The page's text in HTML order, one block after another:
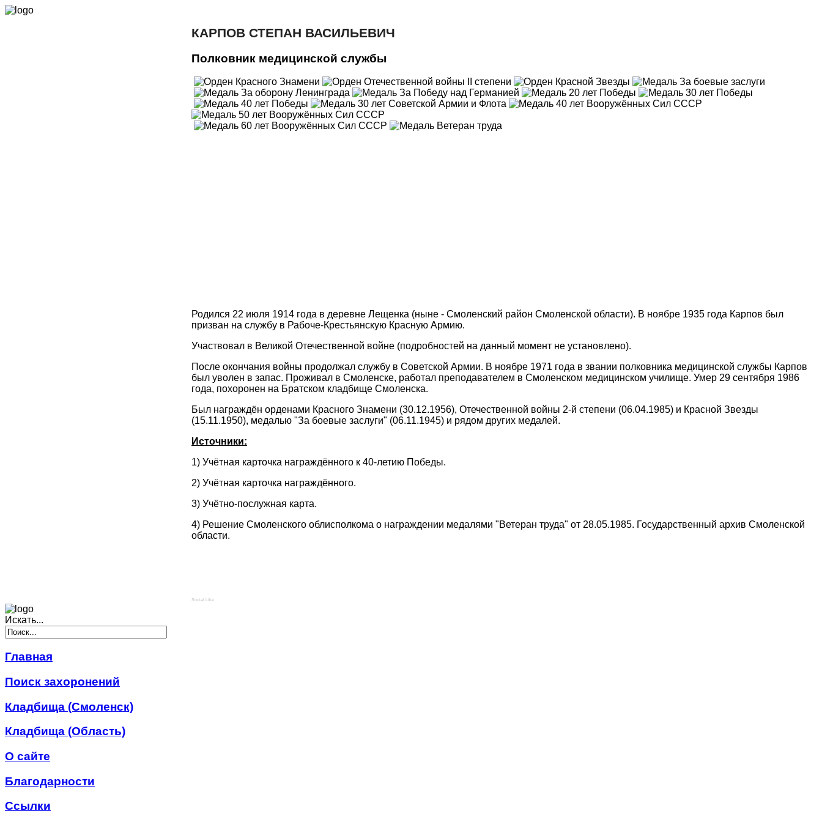
КАРПОВ СТЕПАН ВАСИЛЬЕВИЧ
Полковник медицинской службы
Родился 22 июля 1914 года в деревне Лещенка (ныне - Смоленский район Смоленской области). В ноябре 1935 года Карпов был
призван на службу в Рабоче-Крестьянскую Красную Армию.
Участвовал в Великой Отечественной войне (подробностей на данный момент не установлено).
После окончания войны продолжал службу в Советской Армии. В ноябре 1971 года в звании полковника медицинской службы Карпов
был уволен в запас. Проживал в Смоленске, работал преподавателем в Смоленском медицинском училище. Умер 29 сентября 1986
года, похоронен на Братском кладбище Смоленска.
Был награждён орденами Красного Знамени (30.12.1956), Отечественной войны 2-й степени (06.04.1985) и Красной Звезды
(15.11.1950), медалью "За боевые заслуги" (06.11.1945) и рядом других медалей.
Источники:
1) Учётная карточка награждённого к 40-летию Победы.
2) Учётная карточка награждённого.
3) Учётно-послужная карта.
4) Решение Смоленского облисполкома о награждении медалями "Ветеран труда" от 28.05.1985. Государственный архив Смоленской
области.
Social Like
Искать...
Главная
Поиск захоронений
Кладбища (Смоленск)
Кладбища (Область)
О сайте
Благодарности
Ссылки